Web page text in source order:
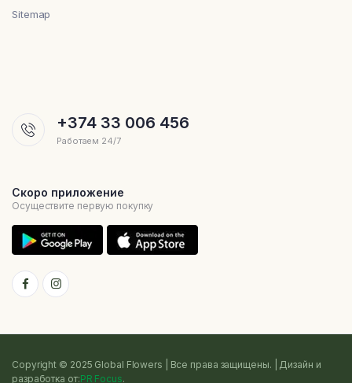
Sitemap
+374 33 006 456
Работаем 24/7
Скоро приложение
Осуществите первую покупку
Copyright © 2025 Global Flowers | Все права защищены. | Дизайн и
разработка от:PR Focus.